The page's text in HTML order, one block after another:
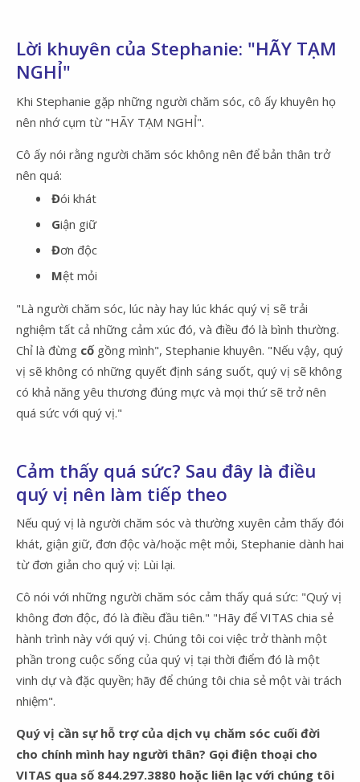
Lời khuyên của Stephanie: "HÃY TẠM
NGHỈ"
Khi Stephanie gặp những người chăm sóc, cô ấy khuyên họ
nên nhớ cụm từ "HÃY TẠM NGHỈ".
Cô ấy nói rằng người chăm sóc không nên để bản thân trở
nên quá:
Đói khát
Giận giữ
Đơn độc
Mệt mỏi
"Là người chăm sóc, lúc này hay lúc khác quý vị sẽ trải
nghiệm tất cả những cảm xúc đó, và điều đó là bình thường.
Chỉ là đừng cố gồng mình", Stephanie khuyên. "Nếu vậy, quý
vị sẽ không có những quyết định sáng suốt, quý vị sẽ không
có khả năng yêu thương đúng mực và mọi thứ sẽ trở nên
quá sức với quý vị."
Cảm thấy quá sức? Sau đây là điều
quý vị nên làm tiếp theo
Nếu quý vị là người chăm sóc và thường xuyên cảm thấy đói
khát, giận giữ, đơn độc và/hoặc mệt mỏi, Stephanie dành hai
từ đơn giản cho quý vị: Lùi lại.
Cô nói với những người chăm sóc cảm thấy quá sức: "Quý vị
không đơn độc, đó là điều đầu tiên." "Hãy để VITAS chia sẻ
hành trình này với quý vị. Chúng tôi coi việc trở thành một
phần trong cuộc sống của quý vị tại thời điểm đó là một
vinh dự và đặc quyền; hãy để chúng tôi chia sẻ một vài trách
nhiệm".
Quý vị cần sự hỗ trợ của dịch vụ chăm sóc cuối đời
cho chính mình hay người thân? Gọi điện thoại cho
VITAS qua số 844.297.3880 hoặc liên lạc với chúng tôi